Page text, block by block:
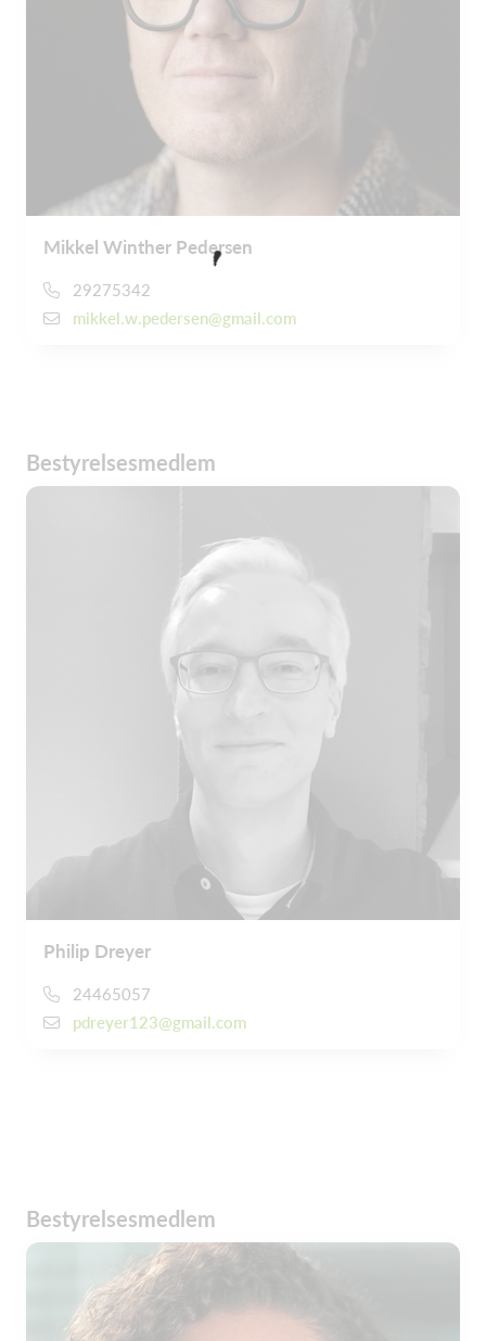
Mikkel Winther Pedersen
29275342
mikkel.w.pedersen@gmail.com
Bestyrelsesmedlem
Philip Dreyer
24465057
pdreyer123@gmail.com
Bestyrelsesmedlem